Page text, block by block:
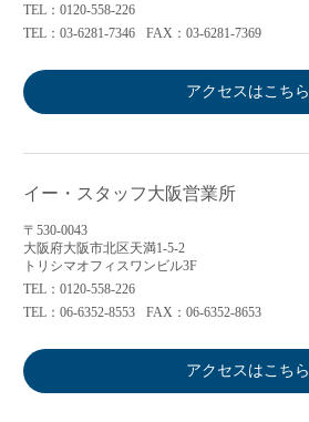
TEL：0120-558-226
TEL：03-6281-7346
FAX：03-6281-7369
アクセスはこちら
イー・スタッフ大阪営業所
〒530-0043
大阪府大阪市北区天満1-5-2
トリシマオフィスワンビル3F
TEL：0120-558-226
TEL：06-6352-8553
FAX：06-6352-8653
アクセスはこちら